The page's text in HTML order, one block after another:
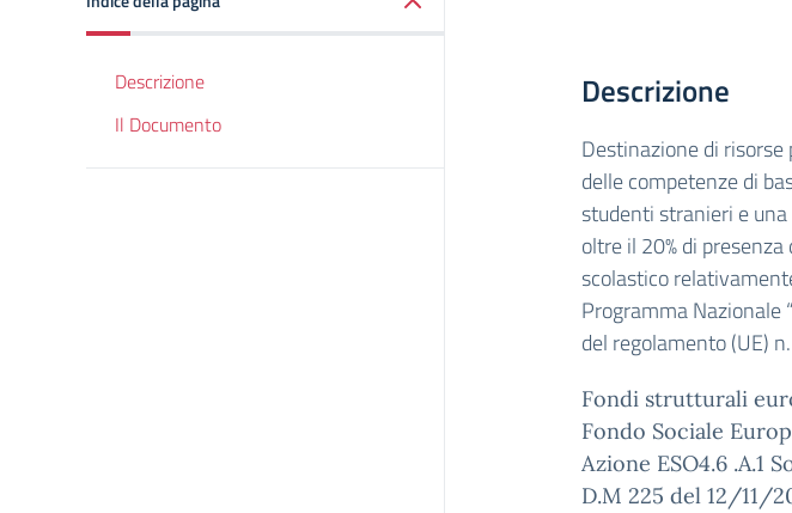
Descrizione
Il Documento
Descrizione
Destinazione di
delle competenze di
studenti stranieri e una
oltre il 20% di
scolastico
Programma Nazionale
del regolamento (UE)
Fondi strutturali
Fondo Sociale
Azione ESO4.6 .A.1
D.M 225 del 12/11/